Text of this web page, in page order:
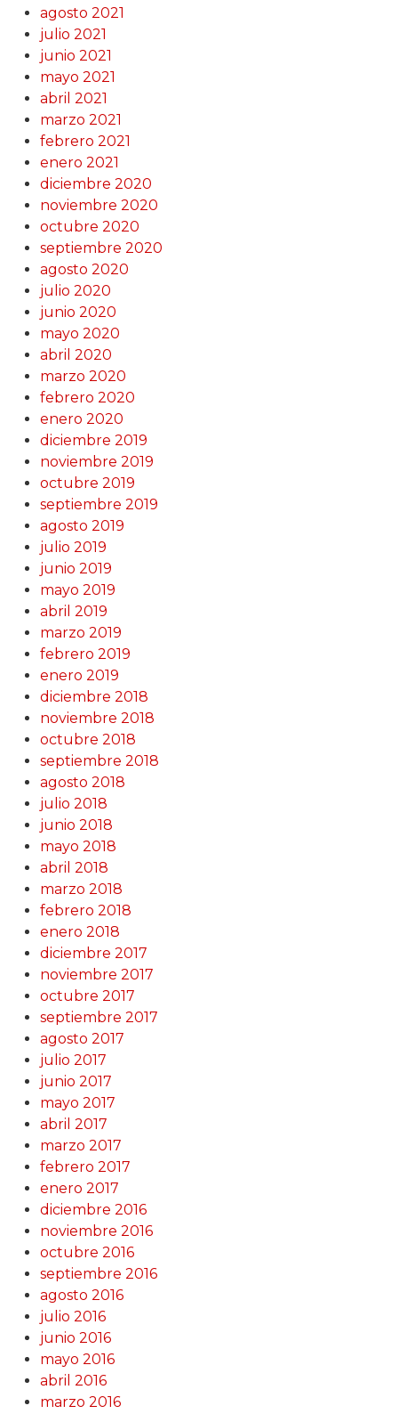
agosto 2021
julio 2021
junio 2021
mayo 2021
abril 2021
marzo 2021
febrero 2021
enero 2021
diciembre 2020
noviembre 2020
octubre 2020
septiembre 2020
agosto 2020
julio 2020
junio 2020
mayo 2020
abril 2020
marzo 2020
febrero 2020
enero 2020
diciembre 2019
noviembre 2019
octubre 2019
septiembre 2019
agosto 2019
julio 2019
junio 2019
mayo 2019
abril 2019
marzo 2019
febrero 2019
enero 2019
diciembre 2018
noviembre 2018
octubre 2018
septiembre 2018
agosto 2018
julio 2018
junio 2018
mayo 2018
abril 2018
marzo 2018
febrero 2018
enero 2018
diciembre 2017
noviembre 2017
octubre 2017
septiembre 2017
agosto 2017
julio 2017
junio 2017
mayo 2017
abril 2017
marzo 2017
febrero 2017
enero 2017
diciembre 2016
noviembre 2016
octubre 2016
septiembre 2016
agosto 2016
julio 2016
junio 2016
mayo 2016
abril 2016
marzo 2016